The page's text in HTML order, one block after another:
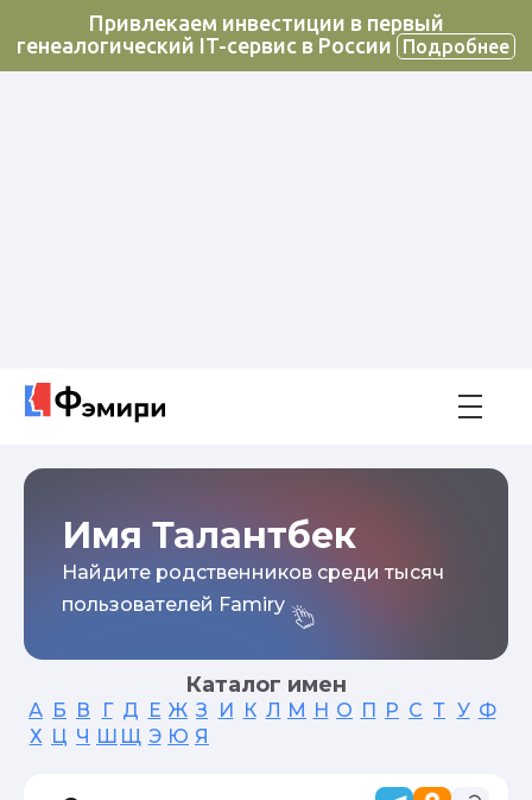
Привлекаем инвестиции в первый
генеалогический IT-сервис в России
Подробнее
Имя Талантбек
Найдите родственников среди тысяч
пользователей Famiry
Каталог имен
А Б В Г Д Е Ж З И К Л М Н О П Р С Т У Ф
Х Ц Ч Ш Щ Э Ю Я